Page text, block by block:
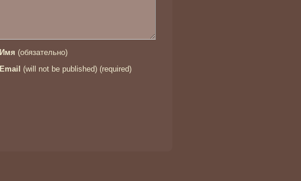
Имя (обязательно)
Email (will not be published) (required)